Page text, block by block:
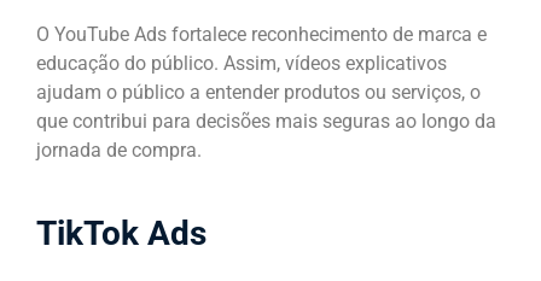
O YouTube Ads fortalece reconhecimento de marca e
educação do público. Assim, vídeos explicativos
ajudam o público a entender produtos ou serviços, o
que contribui para decisões mais seguras ao longo da
jornada de compra.
TikTok Ads